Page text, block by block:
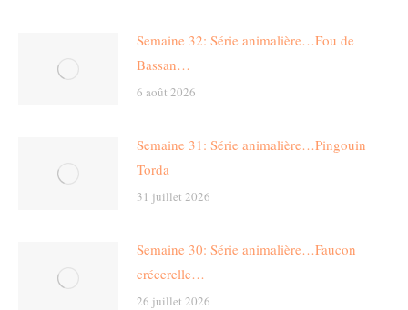
Semaine 32: Série animalière…Fou de
Bassan…
6 août 2026
Semaine 31: Série animalière…Pingouin
Torda
31 juillet 2026
Semaine 30: Série animalière…Faucon
crécerelle…
26 juillet 2026